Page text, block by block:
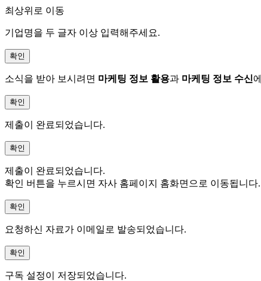
최상위로 이동
기업명을 두 글자 이상 입력해주세요.
확인
소식을 받아 보시려면 마케팅 정보 활용과 마케팅 정보 수신에
확인
제출이 완료되었습니다.
확인
제출이 완료되었습니다.
확인 버튼을 누르시면 자사 홈페이지 홈화면으로 이동됩니다.
확인
요청하신 자료가 이메일로 발송되었습니다.
확인
구독 설정이 저장되었습니다.